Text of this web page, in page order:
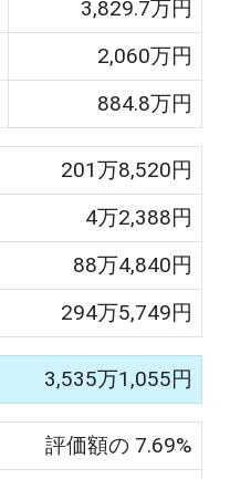
3,829.7万円
2,060万円
884.8万円
201万8,520円
4万2,388円
88万4,840円
294万5,749円
3,535万1,055円
評価額の 7.69%